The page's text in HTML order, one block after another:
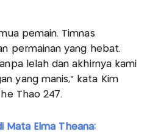
pemain. Timnas
permainan yang hebat.
lelah dan akhirnya kami
yang manis,” kata Kim
Thao 247.
Mata Elma Theana: